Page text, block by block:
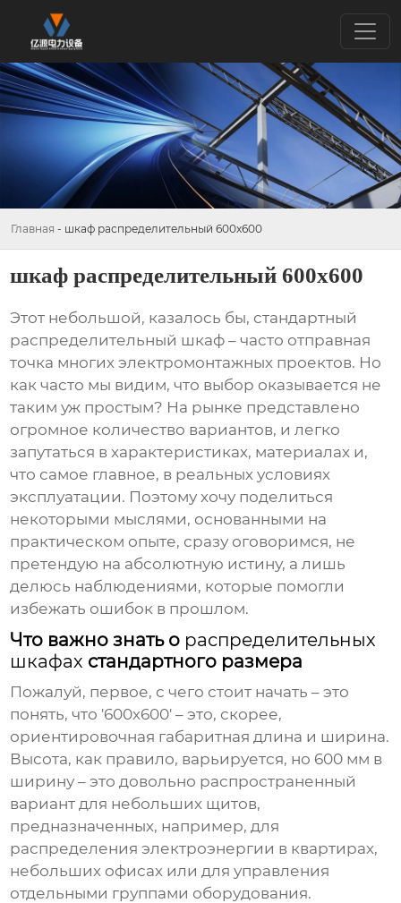
Главная - шкаф распределительный 600х600
шкаф распределительный 600х600
Этот небольшой, казалось бы, стандартный
распределительный шкаф – часто отправная
точка многих электромонтажных проектов. Но
как часто мы видим, что выбор оказывается не
таким уж простым? На рынке представлено
огромное количество вариантов, и легко
запутаться в характеристиках, материалах и,
что самое главное, в реальных условиях
эксплуатации. Поэтому хочу поделиться
некоторыми мыслями, основанными на
практическом опыте, сразу оговоримся, не
претендую на абсолютную истину, а лишь
делюсь наблюдениями, которые помогли
избежать ошибок в прошлом.
Что важно знать о распределительных
шкафах стандартного размера
Пожалуй, первое, с чего стоит начать – это
понять, что '600х600' – это, скорее,
ориентировочная габаритная длина и ширина.
Высота, как правило, варьируется, но 600 мм в
ширину – это довольно распространенный
вариант для небольших щитов,
предназначенных, например, для
распределения электроэнергии в квартирах,
небольших офисах или для управления
отдельными группами оборудования.